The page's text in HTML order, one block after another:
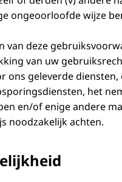
ongeoorloofde wijze
van deze
van uw
ons geleverde diensten,
het
en/of enige andere
noodzakelijk achten.